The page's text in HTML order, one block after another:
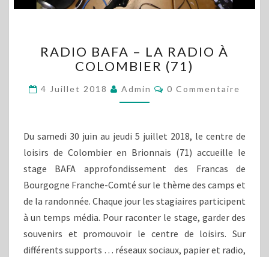
BAFA
–
RADIO
À
(71)
RADIO BAFA – LA RADIO À
COLOMBIER (71)
4 Juillet 2018 Admin Commentaires
0 Commentaire
Du samedi 30 juin au jeudi 5 juillet 2018, le centre de
loisirs de Colombier en Brionnais (71) accueille le
stage BAFA approfondissement des Francas de
Bourgogne Franche-Comté sur le thème des camps et
de la randonnée. Chaque jour les stagiaires participent
à un temps média. Pour raconter le stage, garder des
souvenirs et promouvoir le centre de loisirs. Sur
différents supports … réseaux sociaux, papier et radio,